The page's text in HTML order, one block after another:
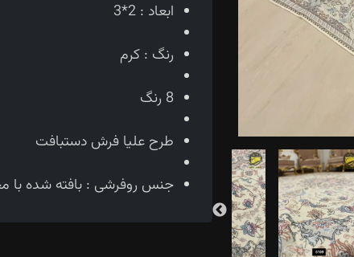
ابعاد : 2*3
رنگ : کرم
8 رنگ
طرح علیا فرش دستبافت
جنس روفرشی : بافته شده با